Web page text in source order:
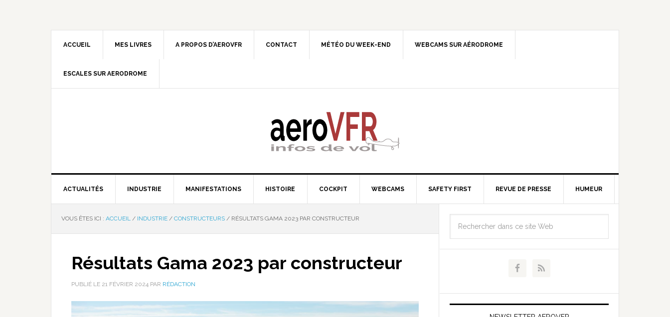
ACCUEIL MES LIVRES A PROPOS D’AEROVFR CONTACT MÉTÉO DU WEEK-END WEBCAMS SUR AÉRODROME
ESCALES SUR AERODROME
ACTUALITÉS INDUSTRIE MANIFESTATIONS HISTOIRE COCKPIT WEBCAMS SAFETY FIRST REVUE DE PRESSE HUMEUR
VOUS ÊTES ICI : ACCUEIL / INDUSTRIE / CONSTRUCTEURS / RÉSULTATS GAMA 2023 PAR CONSTRUCTEUR
Résultats Gama 2023 par constructeur
PUBLIÉ LE 21 FÉVRIER 2024 PAR RÉDACTION